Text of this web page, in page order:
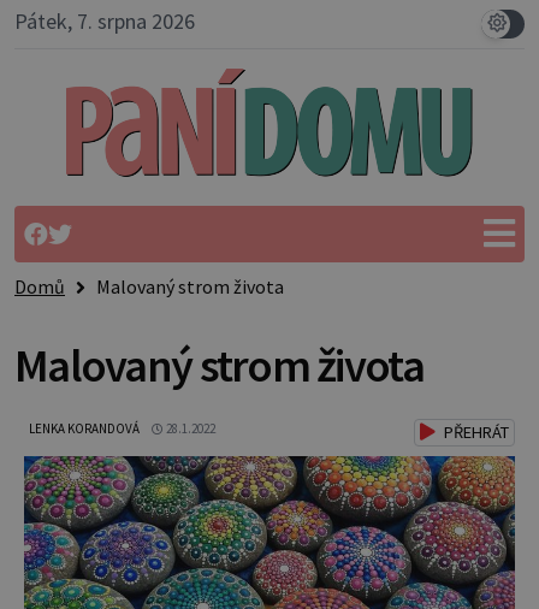
Pátek, 7. srpna 2026
Domů Malovaný strom života
Malovaný strom života
LENKA KORANDOVÁ 28.1.2022 PŘEHRÁT